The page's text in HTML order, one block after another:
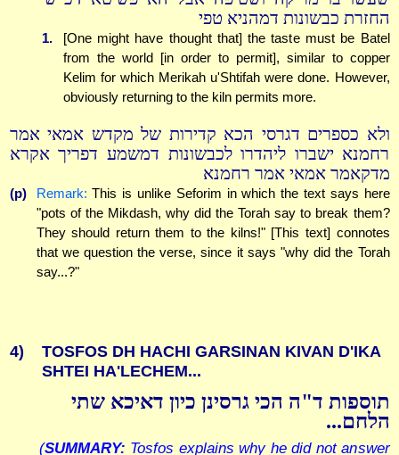
החזרת כבשונות דמהניא טפי
1.
[One might have thought that] the taste must be Batel
from the world [in order to permit], similar to copper
Kelim for which Merikah u'Shtifah were done. However,
obviously returning to the kiln permits more.
ולא כספרים דגרסי הכא קדירות של מקדש אמאי אמר
רחמנא ישברו ליהדרו לכבשונות דמשמע דפריך אקרא
מדקאמר אמאי אמר רחמנא
(p) Remark: This is unlike Seforim in which the text says here
"pots of the Mikdash, why did the Torah say to break them?
They should return them to the kilns!" [This text] connotes
that we question the verse, since it says "why did the Torah
say...?"
4)
TOSFOS DH HACHI GARSINAN KIVAN D'IKA
SHTEI HA'LECHEM...
תוספות ד"ה הכי גרסינן כיון דאיכא שתי
הלחם...
(SUMMARY: Tosfos explains why he did not answer